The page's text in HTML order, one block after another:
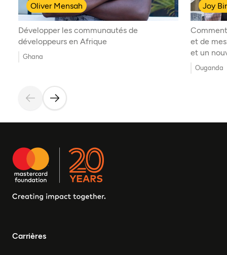
Oliver Mensah
Développer les communautés de
développeurs en Afrique
Ghana
Joy
et de
et un
Ouganda
Carrières